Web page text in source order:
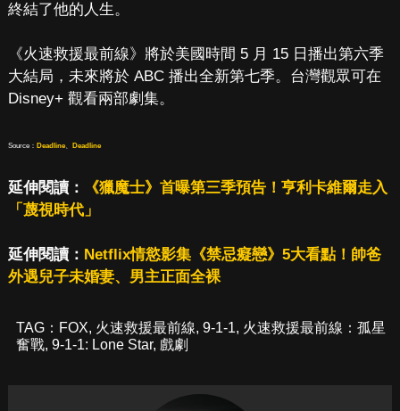
終結了他的人生。
《火速救援最前線》將於美國時間 5 月 15 日播出第六季
大結局，未來將於 ABC 播出全新第七季。台灣觀眾可在
Disney+ 觀看兩部劇集。
Source： Deadline、 Deadline
延伸閱讀：
《獵魔士》首曝第三季預告！亨利卡維爾走入
「蔑視時代」
延伸閱讀： Netflix情慾影集《禁忌癡戀》5大看點！帥爸
外遇兒子未婚妻、男主正面全裸
TAG： FOX, 火速救援最前線, 9-1-1, 火速救援最前線：孤星
奮戰, 9-1-1: Lone Star, 戲劇